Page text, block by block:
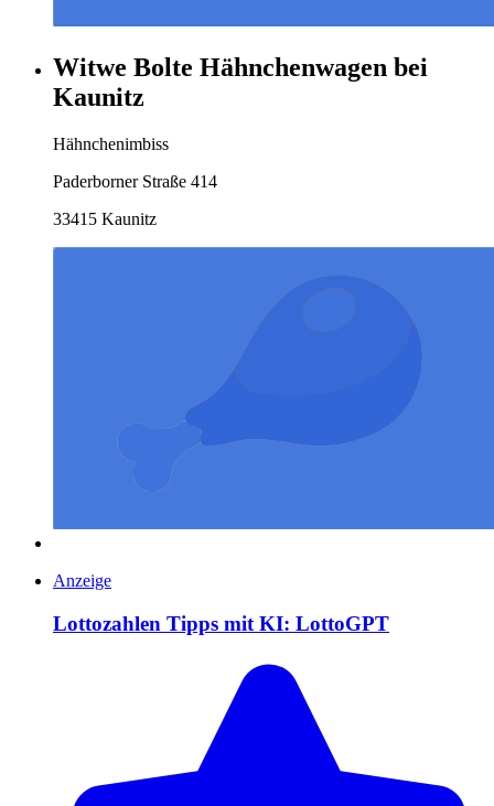
Witwe Bolte Hähnchenwagen bei
Kaunitz
Hähnchenimbiss
Paderborner Straße 414
33415 Kaunitz
Anzeige
Lottozahlen Tipps mit KI: LottoGPT